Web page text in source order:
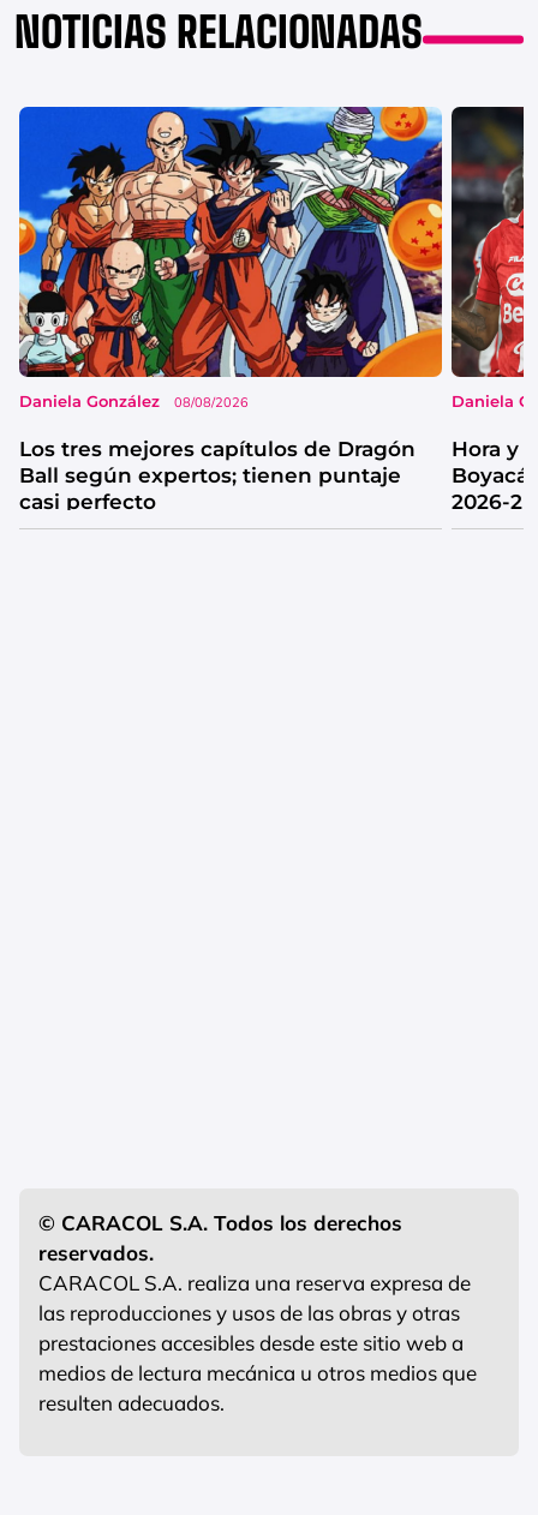
NOTICIAS RELACIONADAS
Daniela González 08/08/2026
Los tres mejores capítulos de Dragón
Ball según expertos; tienen puntaje
casi perfecto
Daniela
Hora y
Boyacá
2026-2
© CARACOL S.A. Todos los derechos
reservados.
CARACOL S.A. realiza una reserva expresa de
las reproducciones y usos de las obras y otras
prestaciones accesibles desde este sitio web a
medios de lectura mecánica u otros medios que
resulten adecuados.